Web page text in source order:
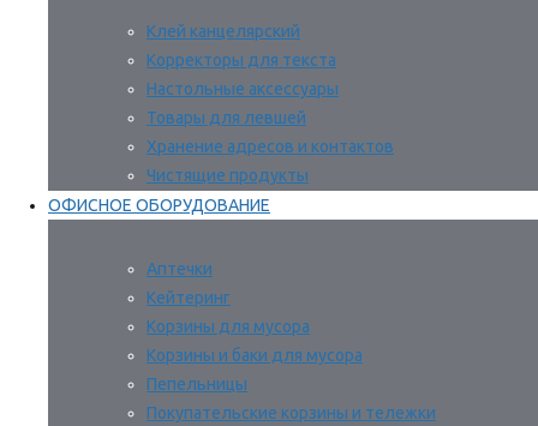
Клей канцелярский
Корректоры для текста
Настольные аксессуары
Товары для левшей
Хранение адресов и контактов
Чистящие продукты
ОФИСНОЕ ОБОРУДОВАНИЕ
Аптечки
Кейтеринг
Корзины для мусора
Корзины и баки для мусора
Пепельницы
Покупательские корзины и тележки